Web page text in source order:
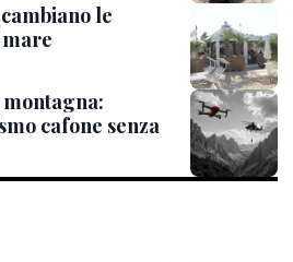
le
cafone senza